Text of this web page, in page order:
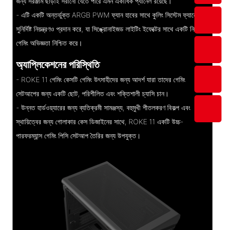
- এটি একটি অন্তর্ভুক্ত ARGB PWM ফ্যান হাবের সাথে কুলিং সিস্টেম ফ্যানের
সুনির্দিষ্ট নিয়ন্ত্রণও প্রদান করে, যা সিঙ্ক্রোনাইজড লাইটিং ইফেক্টের সাথে একটি নিমজ্জিত
গেমিং অভিজ্ঞতা নিশ্চিত করে।
অ্যাপ্লিকেশনের পরিস্থিতি
- ROKE 11 গেমিং কেসটি গেমিং উৎসাহীদের জন্য আদর্শ যারা তাদের গেমিং
সেটআপের জন্য একটি ছোট, পরিশীলিত এবং শক্তিশালী চ্যাসি চান।
- উন্নত হার্ডওয়্যারের জন্য ব্যতিক্রমী সামঞ্জস্য, বহুমুখী শীতলকরণ বিকল্প এবং
স্থায়িত্বের জন্য গোলাকার কেস ডিজাইনের সাথে, ROKE 11 একটি উচ্চ-
পারফরম্যান্স গেমিং পিসি সেটআপ তৈরির জন্য উপযুক্ত।